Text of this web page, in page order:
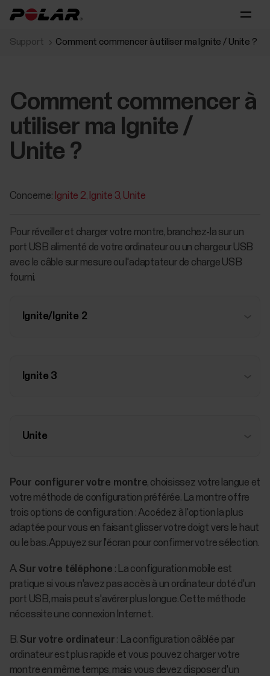
Support Comment commencer à utiliser ma Ignite / Unite ?
Comment commencer à
utiliser ma Ignite /
Unite ?
Concerne: Ignite 2 Ignite 3 Unite
Pour réveiller et charger votre montre, branchez-la sur un
port USB alimenté de votre ordinateur ou un chargeur USB
avec le câble sur mesure ou l'adaptateur de charge USB
fourni.
Ignite/Ignite 2
Ignite 3
Unite
Pour configurer votre montre, choisissez votre langue et
votre méthode de configuration préférée. La montre offre
trois options de configuration : Accédez à l'option la plus
adaptée pour vous en faisant glisser votre doigt vers le haut
ou le bas. Appuyez sur l'écran pour confirmer votre sélection.
A. Sur votre téléphone : La configuration mobile est
pratique si vous n'avez pas accès à un ordinateur doté d'un
port USB, mais peut s'avérer plus longue. Cette méthode
nécessite une connexion Internet.
B. Sur votre ordinateur : La configuration câblée par
ordinateur est plus rapide et vous pouvez charger votre
montre en même temps, mais vous devez disposer d'un